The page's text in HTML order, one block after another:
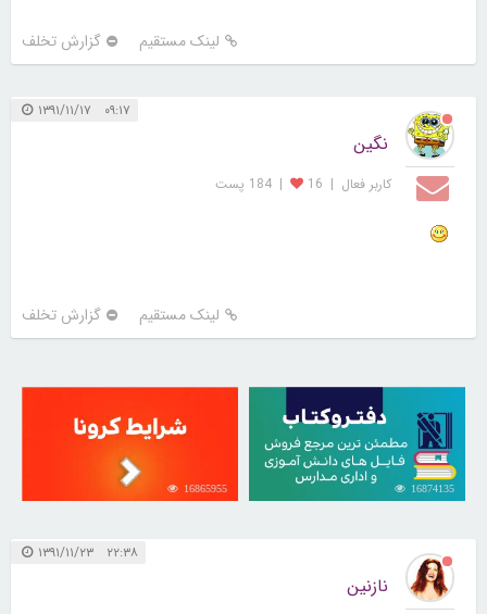
لینک مستقیم گزارش تخلف
۰۹:۱۷ ۱۳۹۱/۱۱/۱۷
نگین
کاربر فعال |
16
| 184 پست
لینک مستقیم گزارش تخلف
16874135
16865955
۲۲:۳۸ ۱۳۹۱/۱۱/۲۳
نازنین